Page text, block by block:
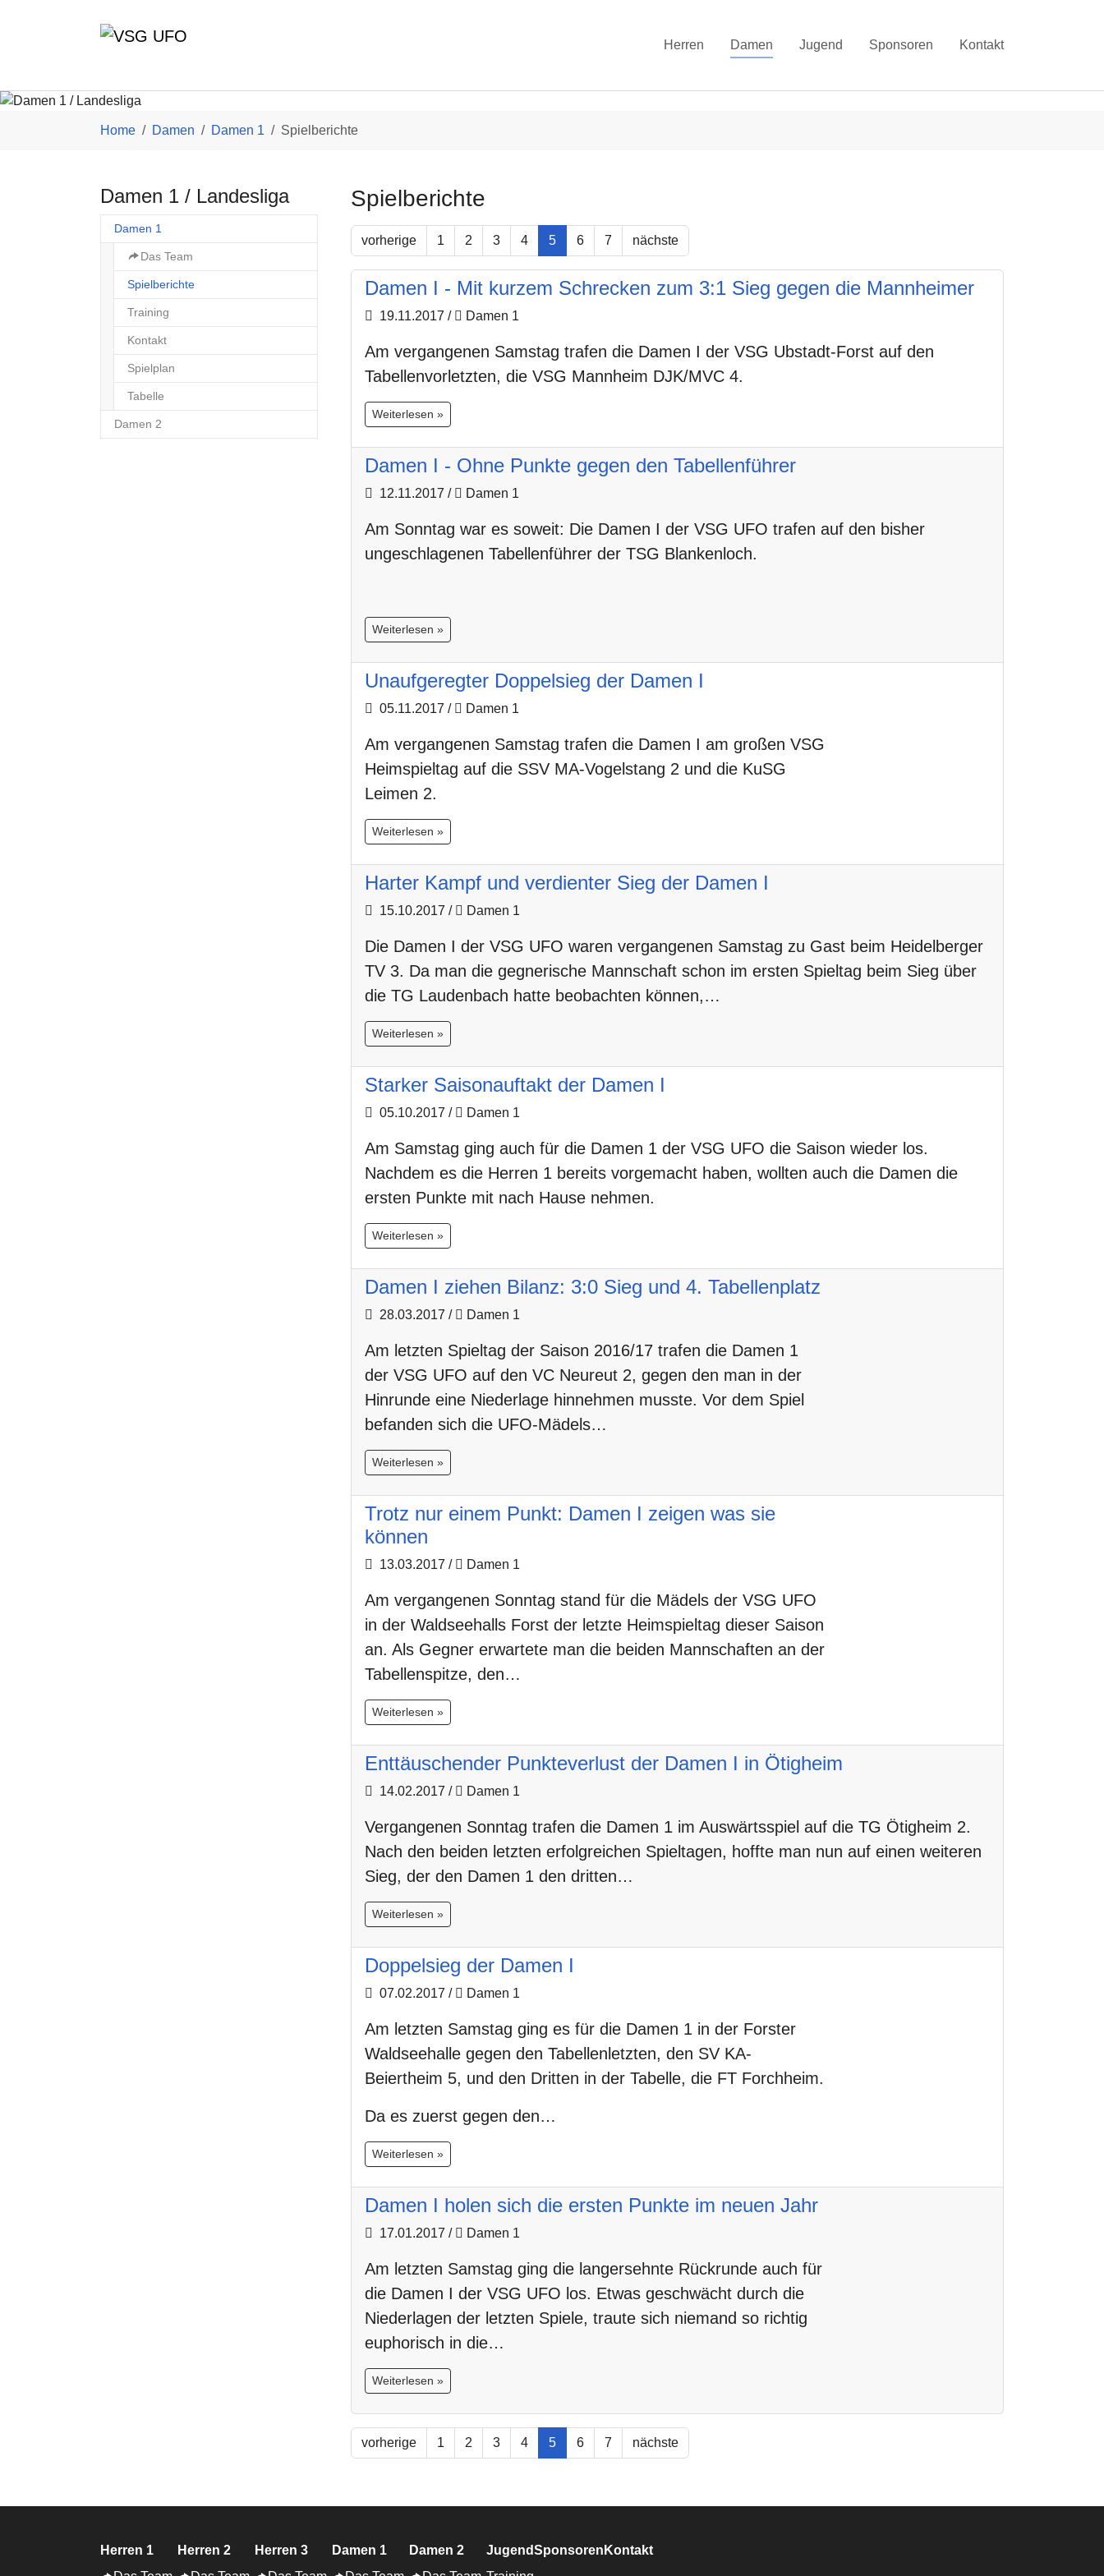
Skip to main content
Herren Damen Jugend Sponsoren Kontakt
Home Damen Damen 1 Spielberichte
Damen 1 / Landesliga
Damen 1
Das Team
Spielberichte(current)
Training
Kontakt
Spielplan
Tabelle
Damen 2
Spielberichte
vorherige 1 2 3 4 5 6 7 nächste
Damen I - Mit kurzem Schrecken zum 3:1 Sieg gegen die Mannheimer
19.11.2017 / Damen 1
Am vergangenen Samstag trafen die Damen I der VSG Ubstadt-Forst auf den
Tabellenvorletzten, die VSG Mannheim DJK/MVC 4.
Weiterlesen »
Damen I - Ohne Punkte gegen den Tabellenführer
12.11.2017 / Damen 1
Am Sonntag war es soweit: Die Damen I der VSG UFO trafen auf den bisher
ungeschlagenen Tabellenführer der TSG Blankenloch.
Weiterlesen »
Unaufgeregter Doppelsieg der Damen I
05.11.2017 / Damen 1
Am vergangenen Samstag trafen die Damen I am großen VSG
Heimspieltag auf die SSV MA-Vogelstang 2 und die KuSG
Leimen 2.
Weiterlesen »
Harter Kampf und verdienter Sieg der Damen I
15.10.2017 / Damen 1
Die Damen I der VSG UFO waren vergangenen Samstag zu Gast beim Heidelberger
TV 3. Da man die gegnerische Mannschaft schon im ersten Spieltag beim Sieg über
die TG Laudenbach hatte beobachten können,…
Weiterlesen »
Starker Saisonauftakt der Damen I
05.10.2017 / Damen 1
Am Samstag ging auch für die Damen 1 der VSG UFO die Saison wieder los.
Nachdem es die Herren 1 bereits vorgemacht haben, wollten auch die Damen die
ersten Punkte mit nach Hause nehmen.
Weiterlesen »
Damen I ziehen Bilanz: 3:0 Sieg und 4. Tabellenplatz
28.03.2017 / Damen 1
Am letzten Spieltag der Saison 2016/17 trafen die Damen 1
der VSG UFO auf den VC Neureut 2, gegen den man in der
Hinrunde eine Niederlage hinnehmen musste. Vor dem Spiel
befanden sich die UFO-Mädels…
Weiterlesen »
Trotz nur einem Punkt: Damen I zeigen was sie
können
13.03.2017 / Damen 1
Am vergangenen Sonntag stand für die Mädels der VSG UFO
in der Waldseehalls Forst der letzte Heimspieltag dieser Saison
an. Als Gegner erwartete man die beiden Mannschaften an der
Tabellenspitze, den…
Weiterlesen »
Enttäuschender Punkteverlust der Damen I in Ötigheim
14.02.2017 / Damen 1
Vergangenen Sonntag trafen die Damen 1 im Auswärtsspiel auf die TG Ötigheim 2.
Nach den beiden letzten erfolgreichen Spieltagen, hoffte man nun auf einen weiteren
Sieg, der den Damen 1 den dritten…
Weiterlesen »
Doppelsieg der Damen I
07.02.2017 / Damen 1
Am letzten Samstag ging es für die Damen 1 in der Forster
Waldseehalle gegen den Tabellenletzten, den SV KA-
Beiertheim 5, und den Dritten in der Tabelle, die FT Forchheim.
Da es zuerst gegen den…
Weiterlesen »
Damen I holen sich die ersten Punkte im neuen Jahr
17.01.2017 / Damen 1
Am letzten Samstag ging die langersehnte Rückrunde auch für
die Damen I der VSG UFO los. Etwas geschwächt durch die
Niederlagen der letzten Spiele, traute sich niemand so richtig
euphorisch in die…
Weiterlesen »
vorherige 1 2 3 4 5 6 7 nächste
Herren 1
Herren 2
Herren 3
Damen 1
Damen 2
JugendSponsoren Kontakt